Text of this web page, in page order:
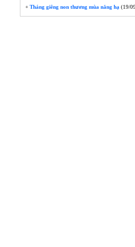
+ Tháng giêng non thương mùa nắng hạ (19/